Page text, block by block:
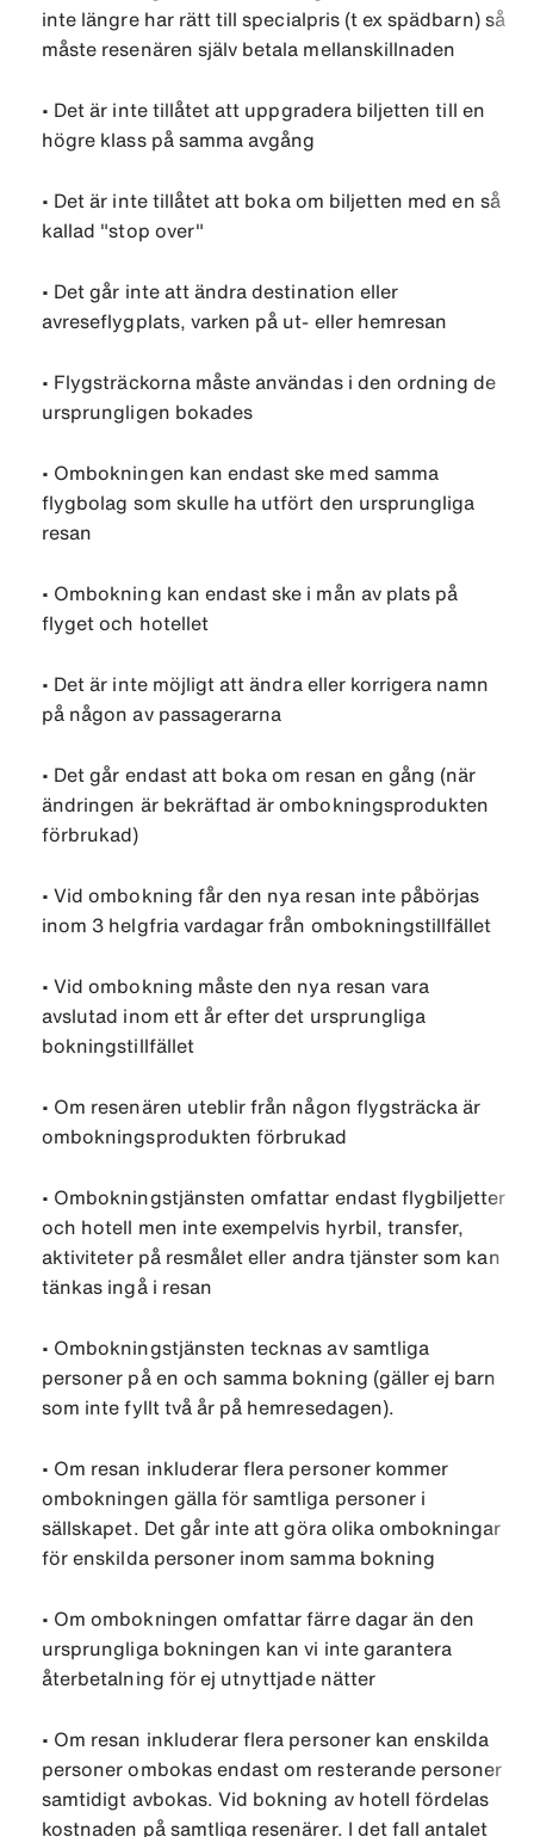
inte längre har rätt till specialpris (t ex spädbarn) så
måste resenären själv betala mellanskillnaden
• Det är inte tillåtet att uppgradera biljetten till en
högre klass på samma avgång
• Det är inte tillåtet att boka om biljetten med en så
kallad "stop over"
• Det går inte att ändra destination eller
avreseflygplats, varken på ut- eller hemresan
• Flygsträckorna måste användas i den ordning de
ursprungligen bokades
• Ombokningen kan endast ske med samma
flygbolag som skulle ha utfört den ursprungliga
resan
• Ombokning kan endast ske i mån av plats på
flyget och hotellet
• Det är inte möjligt att ändra eller korrigera namn
på någon av passagerarna
• Det går endast att boka om resan en gång (när
ändringen är bekräftad är ombokningsprodukten
förbrukad)
•Vid ombokning får den nya resan inte påbörjas
inom 3 helgfria vardagar från ombokningstillfället
•Vid ombokning måste den nya resan vara
avslutad inom ett år efter det ursprungliga
bokningstillfället
• Om resenären uteblir från någon flygsträcka är
ombokningsprodukten förbrukad
• Ombokningstjänsten omfattar endast flygbiljetter
och hotell men inte exempelvis hyrbil, transfer,
aktiviteter på resmålet eller andra tjänster som kan
tänkas ingå i resan
• Ombokningstjänsten tecknas av samtliga
personer på en och samma bokning (gäller ej barn
som inte fyllt två år på hemresedagen).
• Om resan inkluderar flera personer kommer
ombokningen gälla för samtliga personer i
sällskapet. Det går inte att göra olika ombokningar
för enskilda personer inom samma bokning
• Om ombokningen omfattar färre dagar än den
ursprungliga bokningen kan vi inte garantera
återbetalning för ej utnyttjade nätter
• Om resan inkluderar flera personer kan enskilda
personer ombokas endast om resterande personer
samtidigt avbokas. Vid bokning av hotell fördelas
kostnaden på samtliga resenärer. I det fall antalet